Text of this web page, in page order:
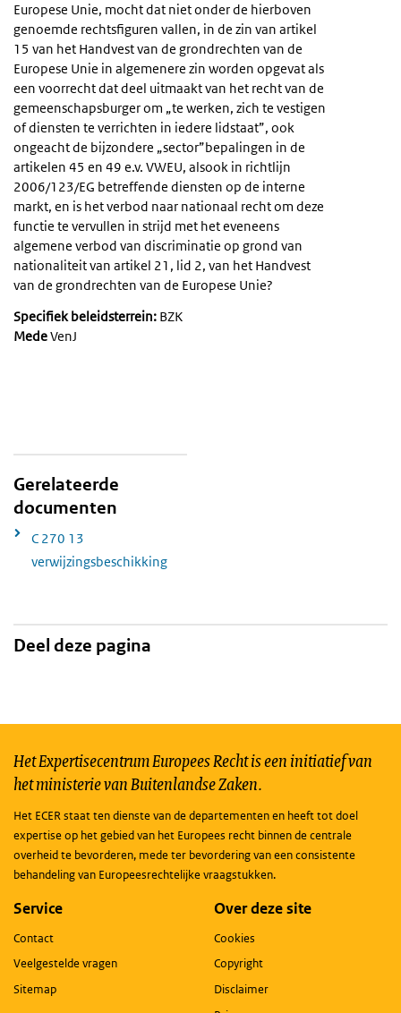
Europese Unie, mocht dat niet onder de hierboven
genoemde rechtsfiguren vallen, in de zin van artikel
15 van het Handvest van de grondrechten van de
Europese Unie in algemenere zin worden opgevat als
een voorrecht dat deel uitmaakt van het recht van de
gemeenschapsburger om „te werken, zich te vestigen
of diensten te verrichten in iedere lidstaat”, ook
ongeacht de bijzondere „sector”bepalingen in de
artikelen 45 en 49 e.v. VWEU, alsook in richtlijn
2006/123/EG betreffende diensten op de interne
markt, en is het verbod naar nationaal recht om deze
functie te vervullen in strijd met het eveneens
algemene verbod van discriminatie op grond van
nationaliteit van artikel 21, lid 2, van het Handvest
van de grondrechten van de Europese Unie?
Specifiek beleidsterrein: BZK
MedeVenJ
Gerelateerde
documenten
C 270 13
verwijzingsbeschikking
Deel deze pagina
Het Expertisecentrum Europees Recht is een initiatief van
het ministerie van Buitenlandse Zaken.
Het ECER staat ten dienste van de departementen en heeft tot doel
expertise op het gebied van het Europees recht binnen de centrale
overheid te bevorderen, mede ter bevordering van een consistente
behandeling van Europeesrechtelijke vraagstukken.
Service
Contact
Veelgestelde vragen
Sitemap
Over deze site
Cookies
Copyright
Disclaimer